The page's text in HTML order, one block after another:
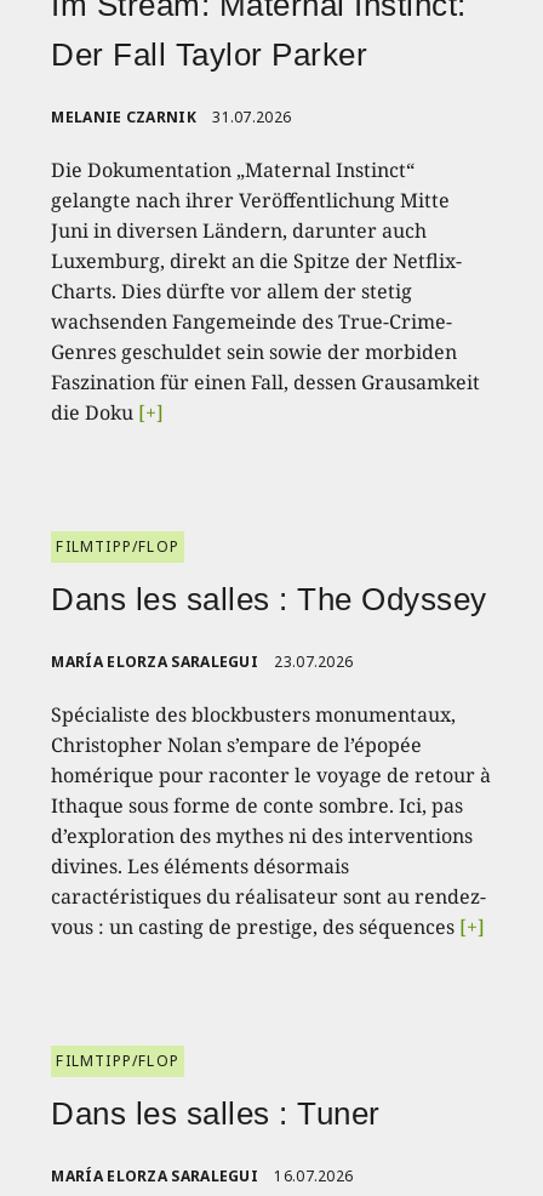
Der Fall Taylor Parker
MELANIE CZARNIK 31.07.2026
Die Dokumentation „Maternal Instinct“
gelangte nach ihrer Veröffentlichung Mitte
Juni in diversen Ländern, darunter auch
Luxemburg, direkt an die Spitze der Netflix-
Charts. Dies dürfte vor allem der stetig
wachsenden Fangemeinde des True-Crime-
Genres geschuldet sein sowie der morbiden
Faszination für einen Fall, dessen Grausamkeit
die Doku [+]
FILMTIPP/FLOP
Dans les salles : The Odyssey
MARÍA ELORZA SARALEGUI 23.07.2026
Spécialiste des blockbusters monumentaux,
Christopher Nolan s’empare de l’épopée
homérique pour raconter le voyage de retour à
Ithaque sous forme de conte sombre. Ici, pas
d’exploration des mythes ni des interventions
divines. Les éléments désormais
caractéristiques du réalisateur sont au rendez-
vous : un casting de prestige, des séquences [+]
FILMTIPP/FLOP
Dans les salles : Tuner
MARÍA ELORZA SARALEGUI 16.07.2026